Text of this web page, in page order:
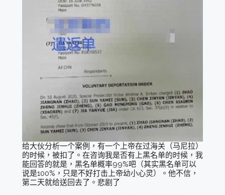
给大伙分析一个案例，有一个上帝在过海关（马尼拉）
的时候，被扣了。在咨询我是否有上黑名单的时候，我
能回答的就是，黑名单概率99%吧（其实黑名单可以
说是100%，只是不好打击上帝幼小心灵）。他不信，
第二天就给送回去了。悲剧了